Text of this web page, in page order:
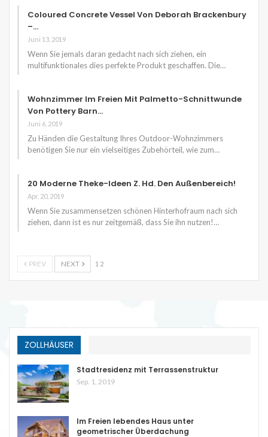
Coloured Concrete Vessel Von Deborah Brackenbury
–…
Juni 13, 2019
Wenn Sie jemals daran gedacht nach sich ziehen, ein
multifunktionales dies perfekte Produkt geschaffen. Die…
Wohnzimmer Im Freien Mit Palmetto-Schnittwunde
Von Pottery Barn…
Juni 6, 2019
Zu Händen die Gestaltung Ihres Outdoor-Wohnzimmers
benötigen Sie nur ein vielseitiges Zubehörteil, wie zum…
20 Moderne Theke-Ideen Z. Hd. Den Außenbereich!
Apr. 20, 2019
Wenn Sie zusammensetzen schönen Hinterhofraum nach sich
ziehen, dann ist es nur zeitgemäß, dass Sie ihn nutzen!…
PREV NEXT 1 2
ZOLLHÄUSER
Stadtresidenz mit Terrassenstruktur
Sep. 1, 2019
Im Freien lebendes Haus unter
geometrischer Überdachung